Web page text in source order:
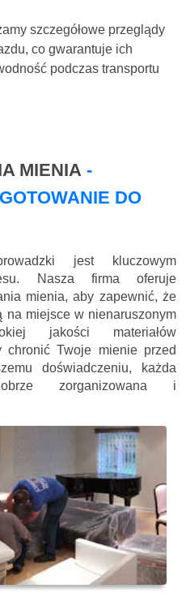
szczegółowe przeglądy
co gwarantuje ich
podczas transportu
MIENIA -
DO
jest kluczowym
Nasza firma oferuje
mienia, aby zapewnić, że
na miejsce w nienaruszonym
jakości materiałów
chronić Twoje mienie przed
doświadczeniu, każda
zorganizowana i